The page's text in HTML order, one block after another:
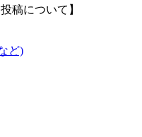
稿について】
ど)